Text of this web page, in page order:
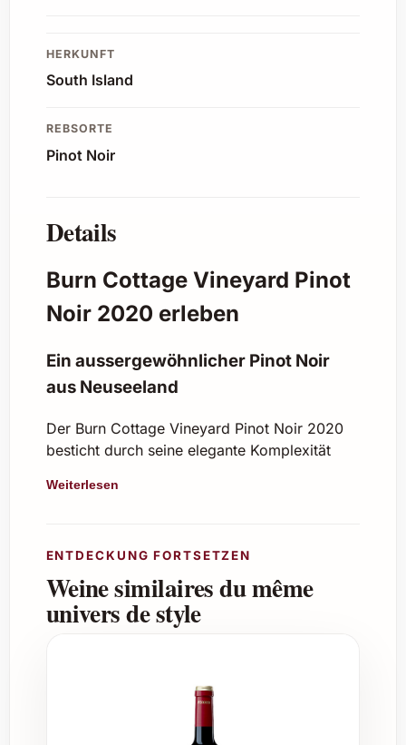
HERKUNFT
South Island
REBSORTE
Pinot Noir
Details
Burn Cottage Vineyard Pinot
Noir 2020 erleben
Ein aussergewöhnlicher Pinot Noir
aus Neuseeland
Der Burn Cottage Vineyard Pinot Noir 2020
besticht durch seine elegante Komplexität
Meisterwerk aus Central Otago verzaubert
Erdbeeren. Im Gaumen präsentiert er sich
samtig und vielschichtig mit einer lebendigen
Frische und einem langanhaltenden Abgang.
Central Otago, Neuseeland
100% Pinot Noir
Handgelesen im optimalen
Weiterlesen
ENTDECKUNG FORTSETZEN
Weine similaires du même
univers de style